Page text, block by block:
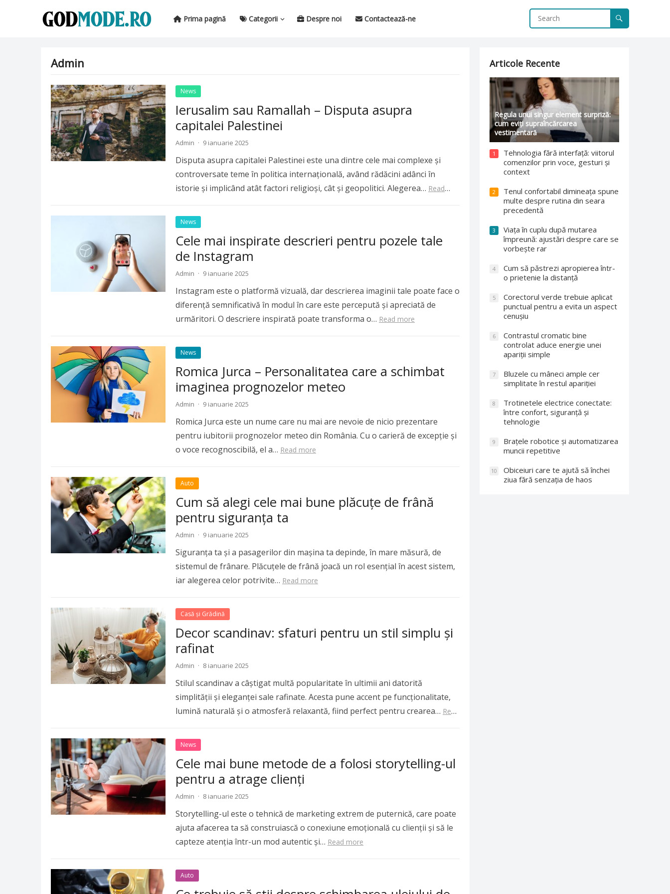
Prima pagină Categorii Despre noi Contactează-ne
Admin
News
Ierusalim sau Ramallah – Disputa asupra
capitalei Palestinei
Admin · 9 ianuarie 2025
Disputa asupra capitalei Palestinei este una dintre cele mai complexe și
controversate teme în politica internațională, având rădăcini adânci în
istorie și implicând atât factori religioși, cât și geopolitici. Alegerea… Read
News
Cele mai inspirate descrieri pentru pozele tale
de Instagram
Admin · 9 ianuarie 2025
Instagram este o platformă vizuală, dar descrierea imaginii tale poate face o
diferență semnificativă în modul în care este percepută și apreciată de
urmăritori. O descriere inspirată poate transforma o… Read more
News
Romica Jurca – Personalitatea care a schimbat
imaginea prognozelor meteo
Admin · 9 ianuarie 2025
Romica Jurca este un nume care nu mai are nevoie de nicio prezentare
pentru iubitorii prognozelor meteo din România. Cu o carieră de excepție și
o voce recognoscibilă, el a… Read more
Auto
Cum să alegi cele mai bune plăcuțe de frână
pentru siguranța ta
Admin · 9 ianuarie 2025
Siguranța ta și a pasagerilor din mașina ta depinde, în mare măsură, de
sistemul de frânare. Plăcuțele de frână joacă un rol esențial în acest sistem,
iar alegerea celor potrivite… Read more
Casă și Grădină
Decor scandinav: sfaturi pentru un stil simplu și
rafinat
Admin · 8 ianuarie 2025
Stilul scandinav a câștigat multă popularitate în ultimii ani datorită
simplității și eleganței sale rafinate. Acesta pune accent pe funcționalitate,
lumină naturală și o atmosferă relaxantă, fiind perfect pentru crearea… Read
News
Cele mai bune metode de a folosi storytelling-ul
pentru a atrage clienți
Admin · 8 ianuarie 2025
Storytelling-ul este o tehnică de marketing extrem de puternică, care poate
ajuta afacerea ta să construiască o conexiune emoțională cu clienții și să le
capteze atenția într-un mod autentic și… Read more
Auto
Articole Recente
Regula unui singur element surpriză:
cum eviți supraîncărcarea
vestimentară
1
Tehnologia fără interfață: viitorul
comenzilor prin voce, gesturi și
context
2
Tenul confortabil dimineața spune
multe despre rutina din seara
precedentă
3
Viața în cuplu după mutarea
împreună: ajustări despre care se
vorbește rar
4
Cum să păstrezi apropierea într-
o prietenie la distanță
5
Corectorul verde trebuie aplicat
punctual pentru a evita un aspect
cenușiu
6
Contrastul cromatic bine
controlat aduce energie unei
apariții simple
7
Bluzele cu mâneci ample cer
simplitate în restul apariției
8
Trotinetele electrice conectate:
între confort, siguranță și
tehnologie
9
Brațele robotice și automatizarea
muncii repetitive
10
Obiceiuri care te ajută să închei
ziua fără senzația de haos